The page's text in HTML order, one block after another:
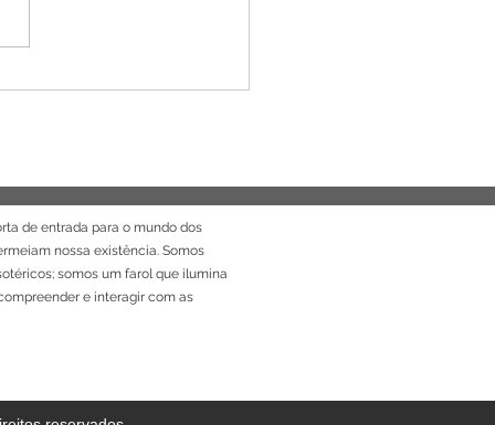
de entrada para o mundo dos
nossa existência. Somos
somos um farol que ilumina
e interagir com as